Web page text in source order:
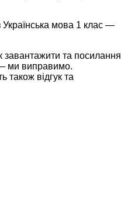
Українська мова 1 клас —
завантажити та посилання
ми виправимо.
також відгук та